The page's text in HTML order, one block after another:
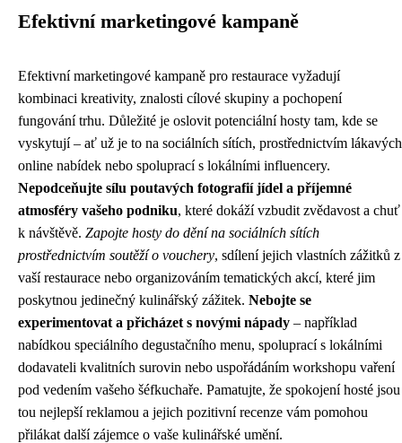
Efektivní marketingové kampaně
Efektivní marketingové kampaně pro restaurace vyžadují
kombinaci kreativity, znalosti cílové skupiny a pochopení
fungování trhu. Důležité je oslovit potenciální hosty tam, kde se
vyskytují – ať už je to na sociálních sítích, prostřednictvím lákavých
online nabídek nebo spoluprací s lokálními influencery.
Nepodceňujte sílu poutavých fotografií jídel a příjemné
atmosféry vašeho podniku, které dokáží vzbudit zvědavost a chuť
k návštěvě. Zapojte hosty do dění na sociálních sítích
prostřednictvím soutěží o vouchery, sdílení jejich vlastních zážitků z
vaší restaurace nebo organizováním tematických akcí, které jim
poskytnou jedinečný kulinářský zážitek. Nebojte se
experimentovat a přicházet s novými nápady – například
nabídkou speciálního degustačního menu, spoluprací s lokálními
dodavateli kvalitních surovin nebo uspořádáním workshopu vaření
pod vedením vašeho šéfkuchaře. Pamatujte, že spokojení hosté jsou
tou nejlepší reklamou a jejich pozitivní recenze vám pomohou
přilákat další zájemce o vaše kulinářské umění.